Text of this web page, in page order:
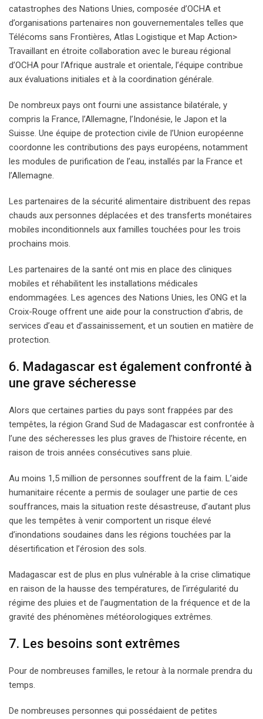
catastrophes des Nations Unies, composée d’OCHA et
d’organisations partenaires non gouvernementales telles que
Télécoms sans Frontières, Atlas Logistique et Map Action>
Travaillant en étroite collaboration avec le bureau régional
d’OCHA pour l’Afrique australe et orientale, l’équipe contribue
aux évaluations initiales et à la coordination générale.
De nombreux pays ont fourni une assistance bilatérale, y
compris la France, l’Allemagne, l’Indonésie, le Japon et la
Suisse. Une équipe de protection civile de l’Union européenne
coordonne les contributions des pays européens, notamment
les modules de purification de l’eau, installés par la France et
l’Allemagne.
Les partenaires de la sécurité alimentaire distribuent des repas
chauds aux personnes déplacées et des transferts monétaires
mobiles inconditionnels aux familles touchées pour les trois
prochains mois.
Les partenaires de la santé ont mis en place des cliniques
mobiles et réhabilitent les installations médicales
endommagées. Les agences des Nations Unies, les ONG et la
Croix-Rouge offrent une aide pour la construction d’abris, de
services d’eau et d’assainissement, et un soutien en matière de
protection.
6. Madagascar est également confronté à
une grave sécheresse
Alors que certaines parties du pays sont frappées par des
tempêtes, la région Grand Sud de Madagascar est confrontée à
l’une des sécheresses les plus graves de l’histoire récente, en
raison de trois années consécutives sans pluie.
Au moins 1,5 million de personnes souffrent de la faim. L’aide
humanitaire récente a permis de soulager une partie de ces
souffrances, mais la situation reste désastreuse, d’autant plus
que les tempêtes à venir comportent un risque élevé
d’inondations soudaines dans les régions touchées par la
désertification et l’érosion des sols.
Madagascar est de plus en plus vulnérable à la crise climatique
en raison de la hausse des températures, de l’irrégularité du
régime des pluies et de l’augmentation de la fréquence et de la
gravité des phénomènes météorologiques extrêmes.
7. Les besoins sont extrêmes
Pour de nombreuses familles, le retour à la normale prendra du
temps.
De nombreuses personnes qui possédaient de petites